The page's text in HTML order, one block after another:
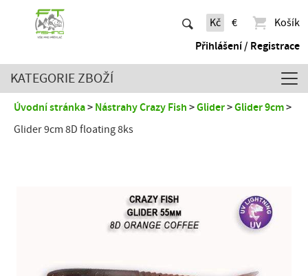
Kč €
Košík
Přihlášení / Registrace
KATEGORIE ZBOŽÍ
Úvodní stránka Nástrahy Crazy Fish Glider
Glider 9cm
Glider 9cm 8D floating 8ks